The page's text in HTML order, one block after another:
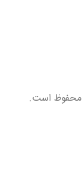
محفوظ است.